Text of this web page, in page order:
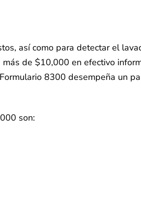
así como para detectar el
de $10,000 en efectivo
8300 desempeña un
son: